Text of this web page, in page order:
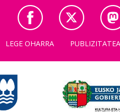
LEGE OHARRA PUBLIZITATEA